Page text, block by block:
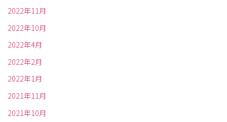
2022年11月
2022年10月
2022年4月
2022年2月
2022年1月
2021年11月
2021年10月